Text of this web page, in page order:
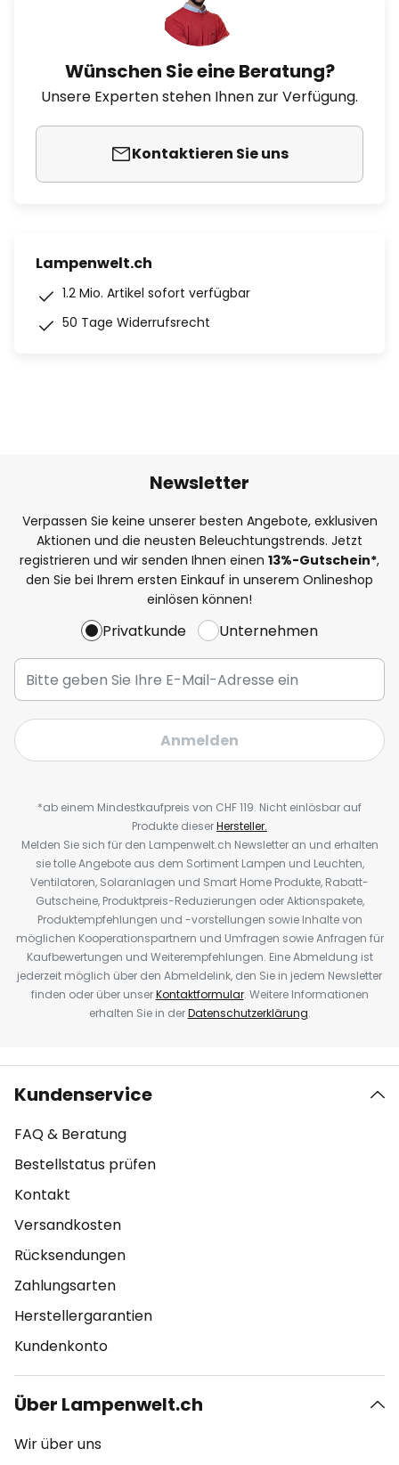
Wünschen Sie eine Beratung?
Unsere Experten stehen Ihnen zur Verfügung.
Kontaktieren Sie uns
Lampenwelt.ch
1.2 Mio. Artikel sofort verfügbar
50 Tage Widerrufsrecht
Newsletter
Verpassen Sie keine unserer besten Angebote, exklusiven
Aktionen und die neusten Beleuchtungstrends. Jetzt
registrieren und wir senden Ihnen einen 13%-Gutschein*,
den Sie bei Ihrem ersten Einkauf in unserem Onlineshop
einlösen können!
Privatkunde Unternehmen
Anmelden
*ab einem Mindestkaufpreis von CHF 119. Nicht einlösbar auf
Produkte dieserHersteller.
Melden Sie sich für den Lampenwelt.ch Newsletter an und erhalten
sie tolle Angebote aus dem Sortiment Lampen und Leuchten,
Ventilatoren, Solaranlagen und Smart Home Produkte, Rabatt-
Gutscheine, Produktpreis-Reduzierungen oder Aktionspakete,
Produktempfehlungen und -vorstellungen sowie Inhalte von
möglichen Kooperationspartnern und Umfragen sowie Anfragen für
Kaufbewertungen und Weiterempfehlungen. Eine Abmeldung ist
jederzeit möglich über den Abmeldelink, den Sie in jedem Newsletter
finden oder über unserKontaktformular. Weitere Informationen
erhalten Sie in derDatenschutzerklärung.
Kundenservice
FAQ & Beratung
Bestellstatus prüfen
Kontakt
Versandkosten
Rücksendungen
Zahlungsarten
Herstellergarantien
Kundenkonto
Über Lampenwelt.ch
Wir über uns